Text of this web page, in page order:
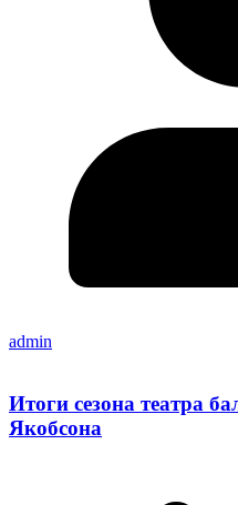
admin
Итоги сезона театра
Якобсона